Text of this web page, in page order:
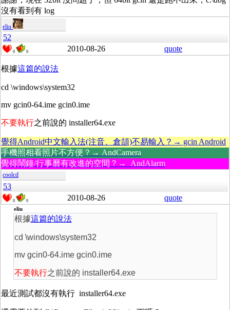
沒有看到有 log
eliu
52
0 0 2010-08-26 quote
根據這篇的說法
cd \windows\system32
mv gcin0-64.ime gcin0.ime
不要執行之前說的 installer64.exe
覺得Android中文輸入法(注音、倉頡)不易輸入？→ gcin Android
手機照相看照片不方便？→ AndCamera
覺得鬧鐘/行事曆有改進的空間？→ AndAlarm
coolcd
53
0 0 2010-08-26 quote
eliu
根據這篇的說法
cd \windows\system32
mv gcin0-64.ime gcin0.ime
不要執行之前說的 installer64.exe
最近測試都沒有執行 installer64.exe